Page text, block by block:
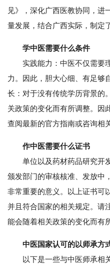
见》，深化广西医教协同，进
量发展，结合广西实际，制定
学中医需要什么条件
实践能力：中医不仅需要
力。因此，胆大心细、有足够
长：对于没有传统学历背景的
关政策的变化而有所调整。因
查阅最新的官方指南或咨询相
作中医需要什么证书
单位以及药材药品研究开
颁发部门的审核核准、发放中
非常重要的意义。以上证书可
并且符合国家的相关规定。请
能会随着相关政策的变化而有
中医国家认可的以师承方
以下是一些与中医师承相